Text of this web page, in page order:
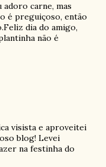
adoro carne, mas
é preguiçoso, então
dia do amigo,
não é
visista e aproveitei
blog! Levei
na festinha do